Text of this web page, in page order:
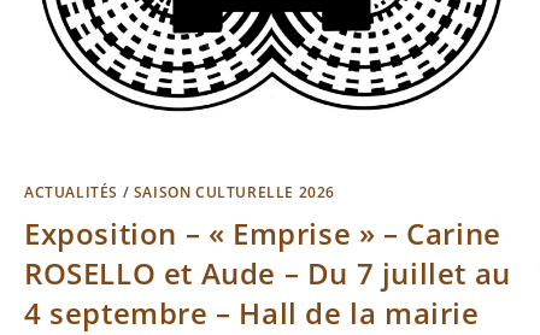
ACTUALITÉS / SAISON CULTURELLE 2026
Exposition – « Emprise » – Carine
ROSELLO et Aude – Du 7 juillet au
4 septembre – Hall de la mairie